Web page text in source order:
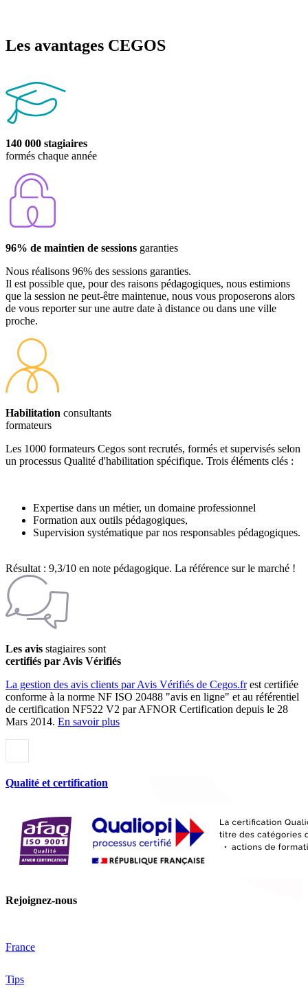
Les avantages CEGOS
140 000 stagiaires
formés chaque année
96% de maintien de sessions garanties
Nous réalisons 96% des sessions garanties.
Il est possible que, pour des raisons pédagogiques, nous estimions
que la session ne peut-être maintenue, nous vous proposerons alors
de vous reporter sur une autre date à distance ou dans une ville
proche.
Habilitation consultants
formateurs
Les 1000 formateurs Cegos sont recrutés, formés et supervisés selon
un processus Qualité d'habilitation spécifique. Trois éléments clés :
Expertise dans un métier, un domaine professionnel
Formation aux outils pédagogiques,
Supervision systématique par nos responsables pédagogiques.
Résultat : 9,3/10 en note pédagogique. La référence sur le marché !
Les avis stagiaires sont
certifiés par Avis Vérifiés
La gestion des avis clients par Avis Vérifiés de Cegos.frest certifiée
conforme à la norme NF ISO 20488 "avis en ligne" et au référentiel
de certification NF522 V2 par AFNOR Certification depuis le 28
Mars 2014. En savoir plus
Qualité et certification
Rejoignez-nous
France
Tips